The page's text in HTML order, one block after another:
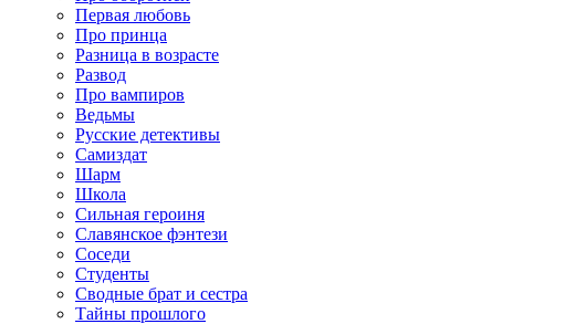
Первая любовь
Про принца
Разница в возрасте
Развод
Про вампиров
Ведьмы
Русские детективы
Самиздат
Шарм
Школа
Сильная героиня
Славянское фэнтези
Соседи
Студенты
Сводные брат и сестра
Тайны прошлого